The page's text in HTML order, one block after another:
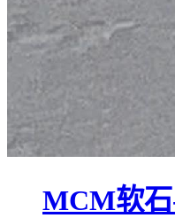
MCM软